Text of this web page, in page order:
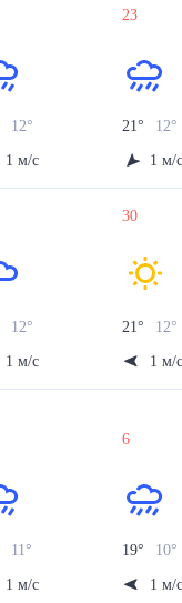
12°
1 м/с
23
21° 12°
1 м/
12°
1 м/с
30
21° 12°
1 м/
11°
1 м/с
6
19° 10°
1 м/